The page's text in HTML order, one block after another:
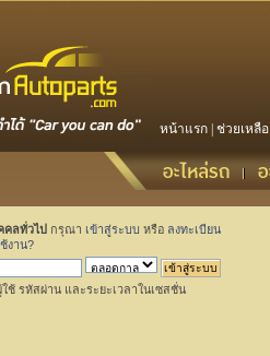
หน้าแรก ช่วยเหลือ
คลทั่วไป กรุณา เข้าสู่ระบบ หรือ ลงทะเบียน
งาน?
ช้ รหัสผ่าน และระยะเวลาในเซสชั่น